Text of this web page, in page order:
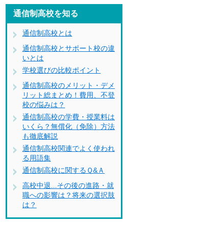
通信制高校を知る
通信制高校とは
通信制高校とサポート校の違
いとは
学校選びの比較ポイント
通信制高校のメリット・デメ
リット総まとめ！費用、不登
校の悩みは？
通信制高校の学費・授業料は
いくら？無償化（免除）方法
も徹底解説
通信制高校関連でよく使われ
る用語集
通信制高校に関するＱ&Ａ
高校中退...その後の進路・就
職への影響は？将来の選択肢
は？